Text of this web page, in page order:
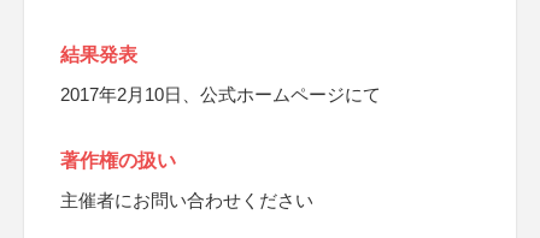
結果発表
2017年2月10日、公式ホームページにて
著作権の扱い
主催者にお問い合わせください